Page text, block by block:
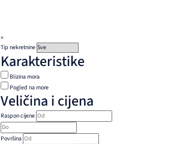
×
Tip nekretnine
Karakteristike
Blizina mora
Pogled na more
Veličina i cijena
Raspon cijene
Površina